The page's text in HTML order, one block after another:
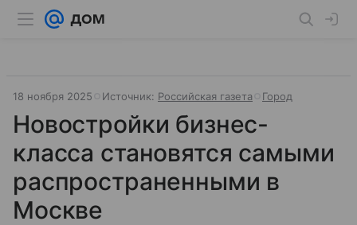
18 ноября 2025 Источник: Российская газета Город
Новостройки бизнес-
класса становятся самыми
распространенными в
Москве